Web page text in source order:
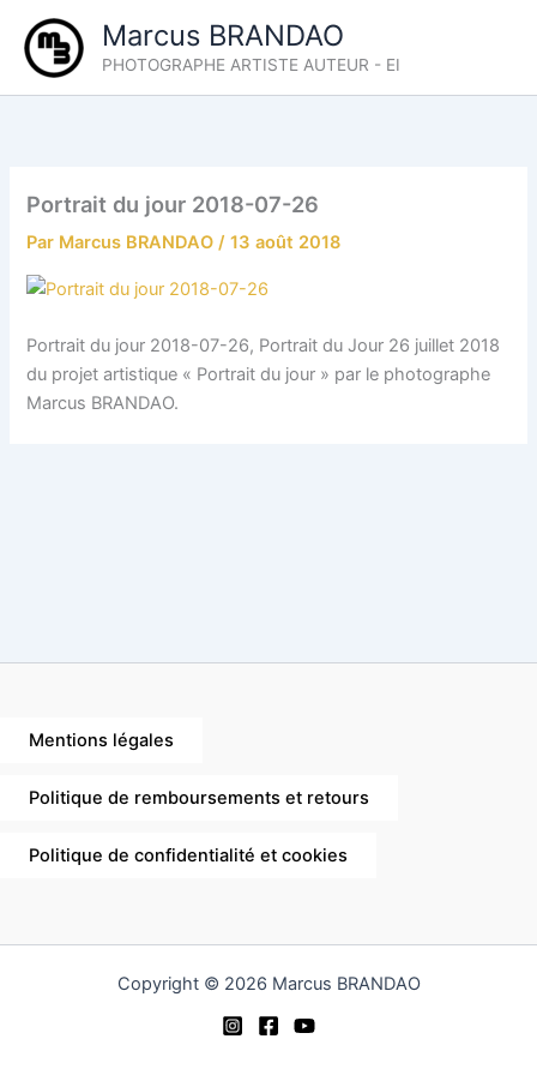
contenu
Marcus BRANDAO
PHOTOGRAPHE ARTISTE AUTEUR - EI
Portrait du jour 2018-07-26
Par Marcus BRANDAO/13 août 2018
Portrait du jour 2018-07-26, Portrait du Jour 26 juillet 2018
du projet artistique « Portrait du jour » par le photographe
Marcus BRANDAO.
Mentions légales
Politique de remboursements et retours
Politique de confidentialité et cookies
Copyright © 2026 Marcus BRANDAO